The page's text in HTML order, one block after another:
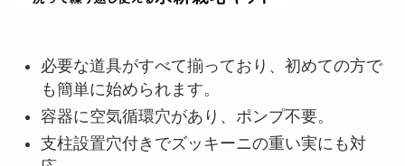
必要な道具がすべて揃っており、初めての方で
も簡単に始められます。
容器に空気循環穴があり、ポンプ不要。
支柱設置穴付きでズッキーニの重い実にも対